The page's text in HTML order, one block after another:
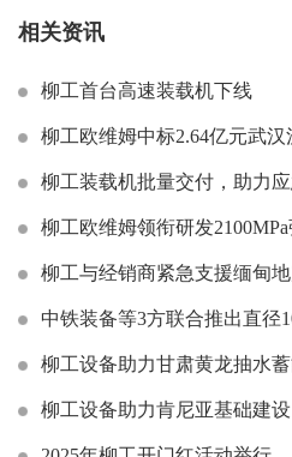
相关资讯
柳工首台高速装载机下线
柳工欧维姆中标2.64亿元武
柳工装载机批量交付，助力
柳工欧维姆领衔研发
柳工与经销商紧急支援缅甸
中铁装备等3方联合推出直径
柳工设备助力甘肃黄龙抽水
柳工设备助力肯尼亚基础建设